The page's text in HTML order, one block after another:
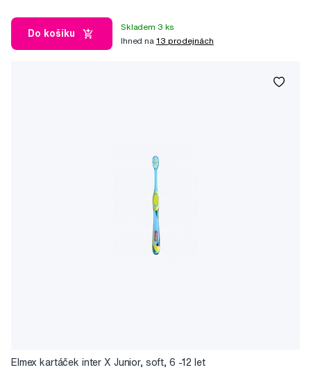
Do košíku
Skladem 3 ks
Ihned na 13 prodejnách
Elmex kartáček inter X Junior, soft, 6 -12 let